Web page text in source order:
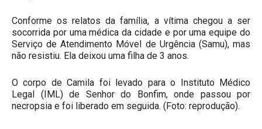
Conforme os relatos da família, a vítima chegou a ser
socorrida por uma médica da cidade e por uma equipe do
Serviço de Atendimento Móvel de Urgência (Samu), mas
não resistiu. Ela deixou uma filha de 3 anos.
O corpo de Camila foi levado para o Instituto Médico
Legal (IML) de Senhor do Bonfim, onde passou por
necropsia e foi liberado em seguida. (Foto: reprodução).